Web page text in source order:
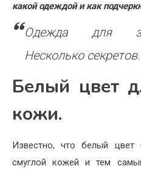
какой одеждой и как
Одежда для
Несколько секретов.
Белый цвет
кожи.
Известно, что белый цвет
смуглой кожей и тем